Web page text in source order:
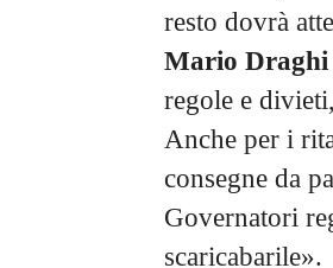
resto dovrà
Mario Draghi
regole e
Anche per i
consegne da
Governatori
scaricabarile».